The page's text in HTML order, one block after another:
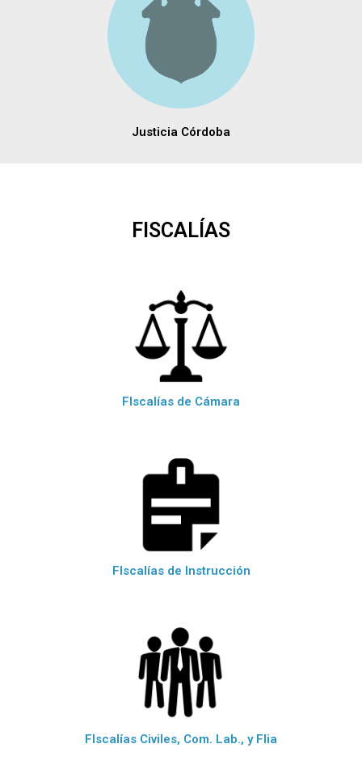
Justicia Córdoba
FISCALÍAS
FIscalías de Cámara
FIscalías de Instrucción
FIscalías Civiles, Com. Lab., y Flia